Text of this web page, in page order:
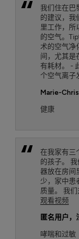
我们住在巴
的建议，我
里工作，所
的空气。
术的空气净
间，尤其是
有耗材。 -
个空气离子
Marie-
健康
在我家有三
的孩子。
器放在房间
少，家中患
质量。 我们
观看视频
匿名用户，
哮喘和过敏